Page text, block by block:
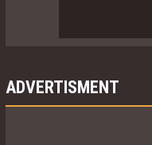
ADVERTISMENT